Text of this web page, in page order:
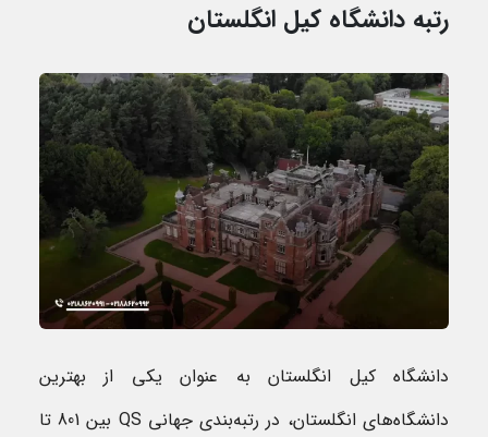
رتبه دانشگاه کیل انگلستان
دانشگاه کیل انگلستان به عنوان یکی از بهترین
دانشگاه‌های انگلستان، در رتبه‌بندی جهانی QS بین 801 تا